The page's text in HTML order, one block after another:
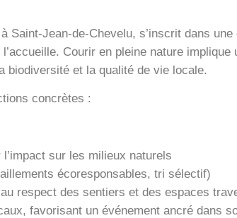
Saint-Jean-de-Chevelu, s’inscrit dans
Courir en pleine nature
biodiversité et la qualité de vie locale.
concrètes :
sur les milieux naturels
écoresponsables, tri sélectif)
respect des sentiers et des espaces
favorisant un événement ancré dans